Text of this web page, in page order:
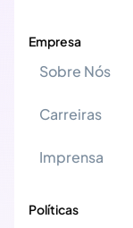
Empresa
Sobre Nós
Carreiras
Imprensa
Políticas